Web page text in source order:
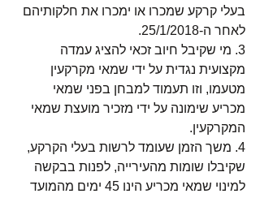
בעלי קרקע שמכרו או ימכרו את חלקותיהם
לאחר ה-25/1/2018.
3. מי שקיבל חיוב זכאי להציג עמדה
מקצועית נגדית על ידי שמאי מקרקעין
מטעמו, וזו תעמוד למבחן בפני שמאי
מכריע שימונה על ידי מזכיר מועצת שמאי
המקרקעין.
4. משך הזמן שעומד לרשות בעלי הקרקע,
שקיבלו שומות מהעירייה, לפנות בבקשה
למינוי שמאי מכריע הינו 45 ימים מהמועד